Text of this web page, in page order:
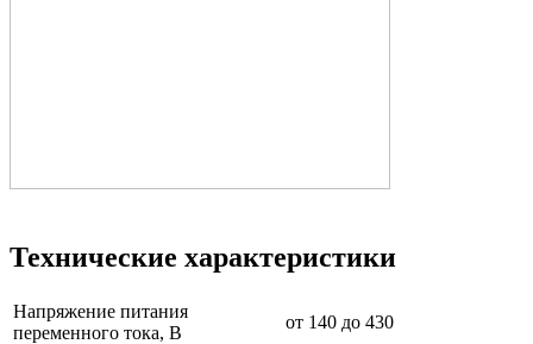
Технические характеристики
Напряжение питания
переменного тока, В
от 140 до 430